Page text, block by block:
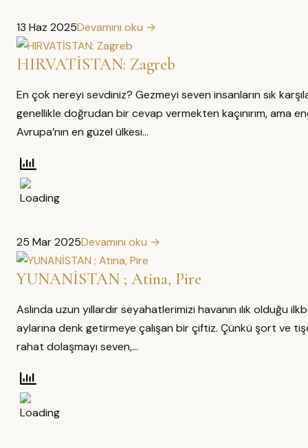
13 Haz 2025Devamını oku →
HIRVATİSTAN: Zagreb
En çok nereyi sevdiniz? Gezmeyi seven insanların sık
genellikle doğrudan bir cevap vermekten kaçınırım, ama
Avrupa’nın en güzel ülkesi…
25 Mar 2025Devamını oku →
YUNANİSTAN ; Atina, Pire
Aslında uzun yıllardır seyahatlerimizi havanın ılık olduğu
aylarına denk getirmeye çalışan bir çiftiz. Çünkü şort ve
rahat dolaşmayı seven,…